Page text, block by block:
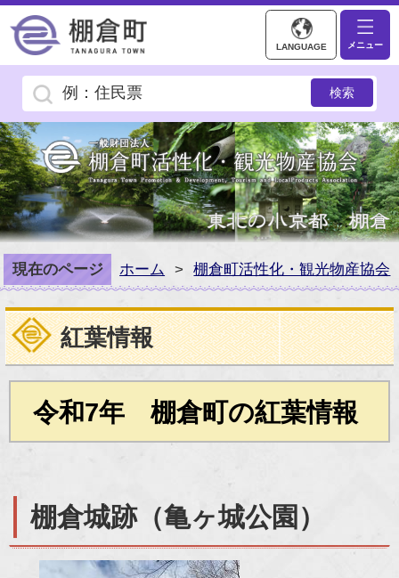
トップページ／棚倉
LANGUAGE メニュー
現在のページ ホーム > 棚倉町活性化・観光物産協会
紅葉情報
令和7年 棚倉町の紅葉情報
棚倉城跡（亀ヶ城公園）